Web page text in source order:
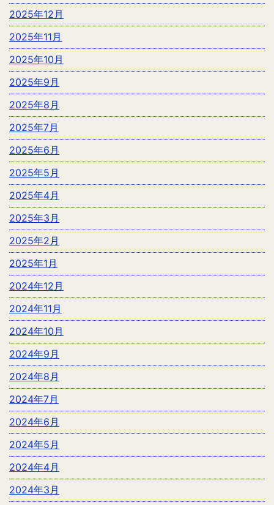
2025年12月
2025年11月
2025年10月
2025年9月
2025年8月
2025年7月
2025年6月
2025年5月
2025年4月
2025年3月
2025年2月
2025年1月
2024年12月
2024年11月
2024年10月
2024年9月
2024年8月
2024年7月
2024年6月
2024年5月
2024年4月
2024年3月